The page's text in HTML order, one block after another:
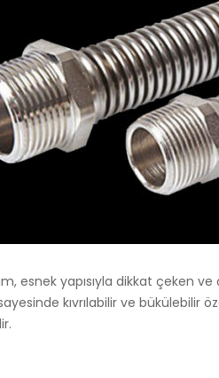
esnek yapısıyla dikkat çeken
kıvrılabilir ve bükülebilir